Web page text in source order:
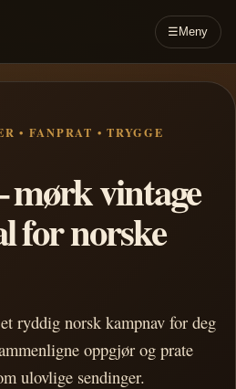
☰ Meny
• FANPRAT • TRYGGE
mørk vintage
for norske
ryddig norsk kampnav for deg
oppgjør og prate
ulovlige sendinger.